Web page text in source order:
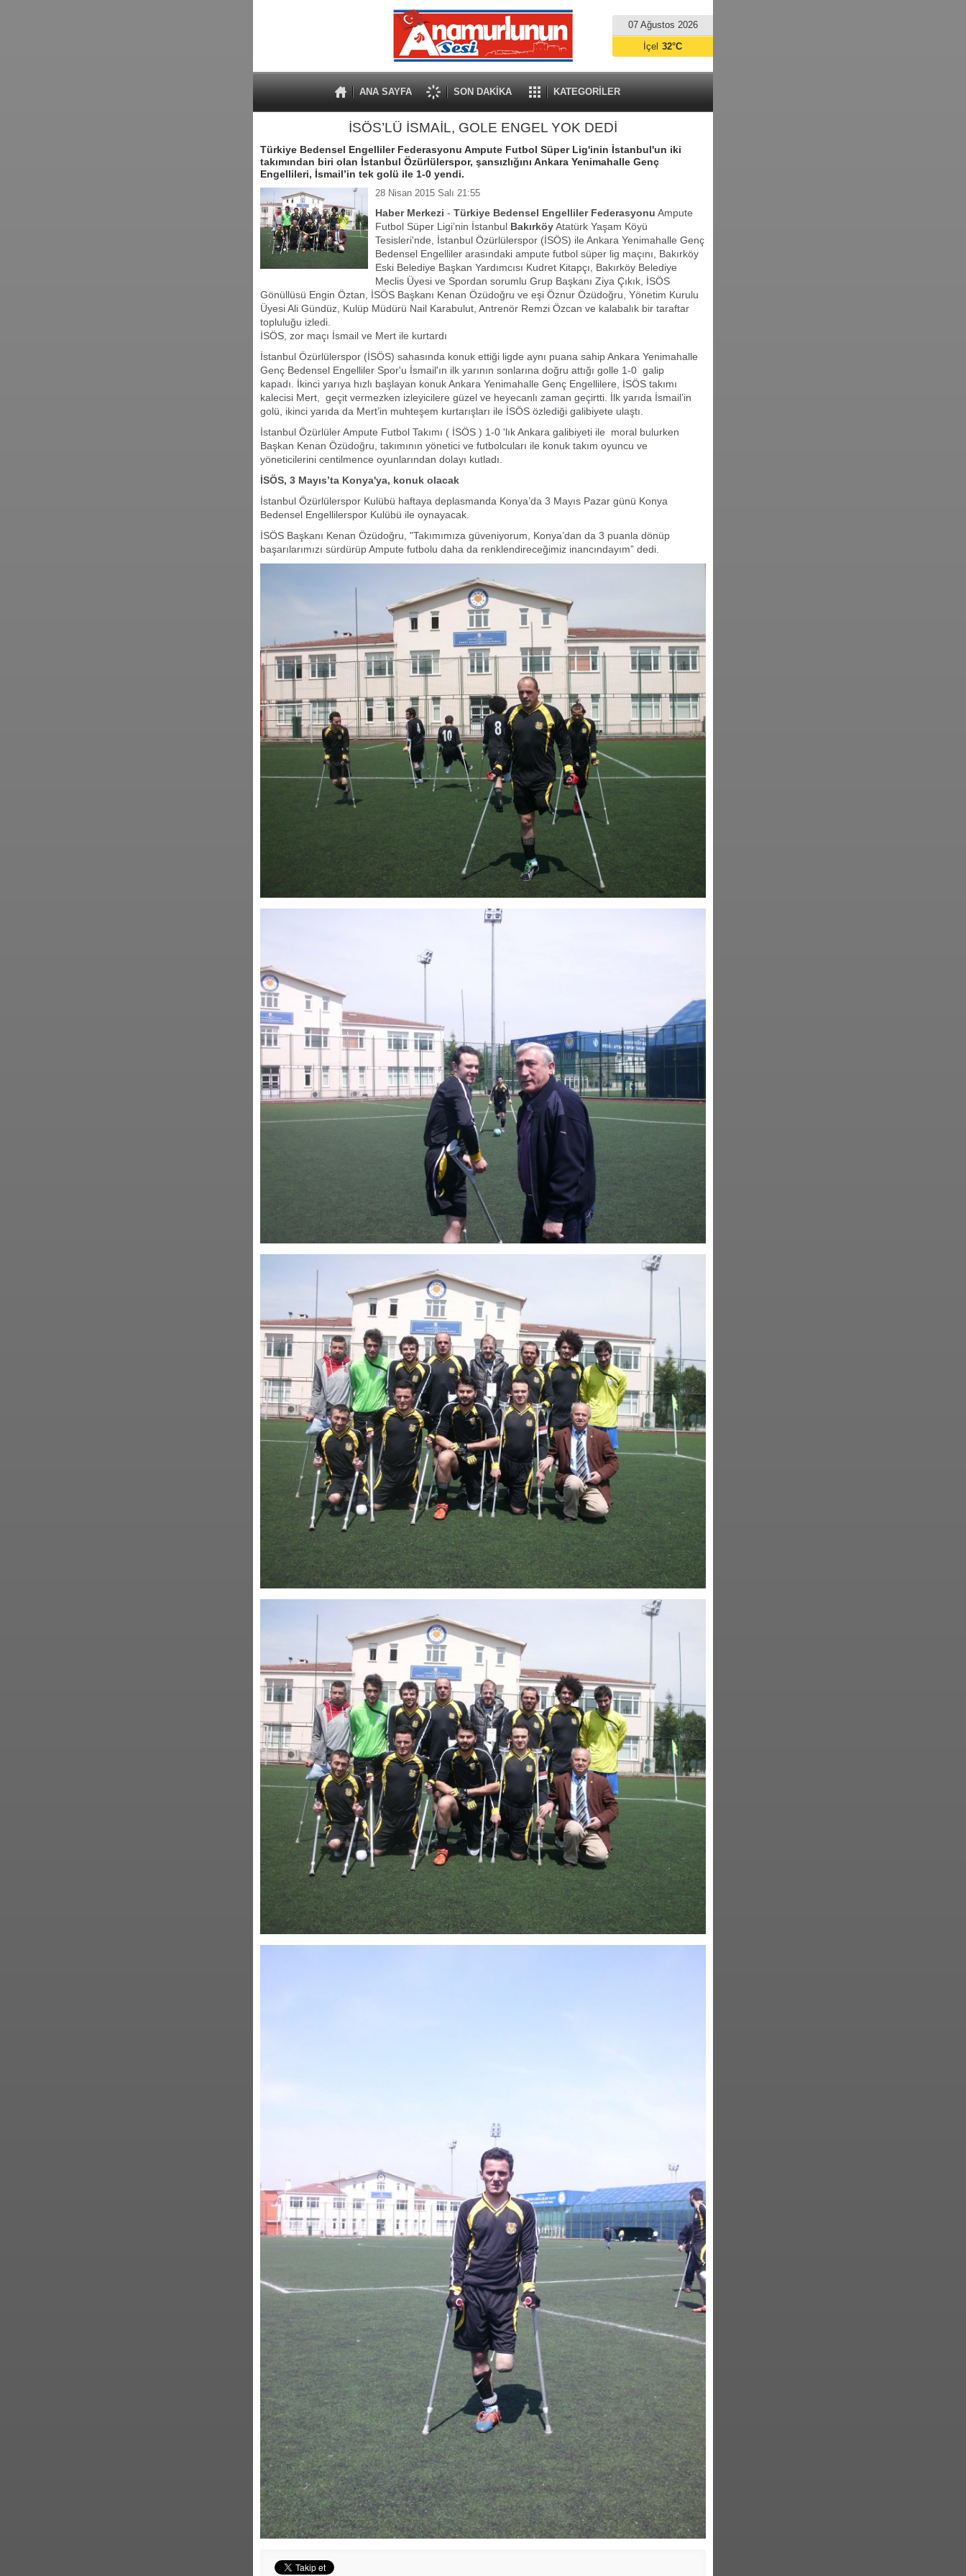
07 Ağustos 2026
ANA SAYFA SON DAKİKA KATEGORİLER
İçel 32°C
İSÖS’LÜ İSMAİL, GOLE ENGEL YOK DEDİ
Türkiye Bedensel Engelliler Federasyonu Ampute Futbol Süper Lig'inin İstanbul'un iki
takımından biri olan İstanbul Özürlülerspor, şansızlığını Ankara Yenimahalle Genç
Engellileri, İsmail’in tek golü ile 1-0 yendi.
28 Nisan 2015 Salı 21:55
Haber Merkezi - Türkiye Bedensel Engelliler Federasyonu Ampute
Futbol Süper Ligi’nin İstanbul BakırköyAtatürk Yaşam Köyü
Tesisleri'nde, İstanbul Özürlülerspor (İSÖS) ile Ankara Yenimahalle Genç
Bedensel Engelliler arasındaki ampute futbol süper lig maçını, Bakırköy
Eski Belediye Başkan Yardımcısı Kudret Kitapçı, Bakırköy Belediye
Meclis Üyesi ve Spordan sorumlu Grup Başkanı Ziya Çıkık, İSÖS
Gönüllüsü Engin Öztan, İSÖS Başkanı Kenan Özüdoğru ve eşi Öznur Özüdoğru, Yönetim Kurulu
Üyesi Ali Gündüz, Kulüp Müdürü Nail Karabulut, Antrenör Remzi Özcan ve kalabalık bir taraftar
topluluğu izledi.
İSÖS, zor maçı İsmail ve Mert ile kurtardı
İstanbul Özürlülerspor (İSÖS) sahasında konuk ettiği ligde aynı puana sahip Ankara Yenimahalle
Genç Bedensel Engelliler Spor'u İsmail'ın ilk yarının sonlarına doğru attığı golle 1-0 galip
kapadı. İkinci yarıya hızlı başlayan konuk Ankara Yenimahalle Genç Engellilere, İSÖS takımı
kalecisi Mert, geçit vermezken izleyicilere güzel ve heyecanlı zaman geçirtti. İlk yarıda İsmail’in
golü, ikinci yarıda da Mert’in muhteşem kurtarışları ile İSÖS özlediği galibiyete ulaştı.
İstanbul Özürlüler Ampute Futbol Takımı ( İSÖS ) 1-0 'lık Ankara galibiyeti ile moral bulurken
Başkan Kenan Özüdoğru, takımının yönetici ve futbolcuları ile konuk takım oyuncu ve
yöneticilerini centilmence oyunlarından dolayı kutladı.
İSÖS, 3 Mayıs’ta Konya'ya, konuk olacak
İstanbul Özürlülerspor Kulübü haftaya deplasmanda Konya’da 3 Mayıs Pazar günü Konya
Bedensel Engellilerspor Kulübü ile oynayacak.
İSÖS Başkanı Kenan Özüdoğru, "Takımımıza güveniyorum, Konya’dan da 3 puanla dönüp
başarılarımızı sürdürüp Ampute futbolu daha da renklendireceğimiz inancındayım” dedi.